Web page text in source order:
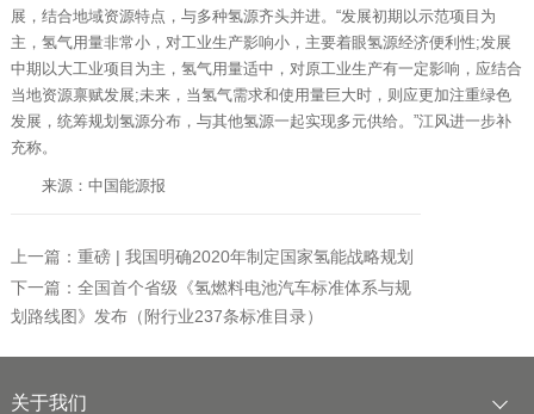
展，结合地域资源特点，与多种氢源齐头并进。“发展初期以示范项目为
主，氢气用量非常小，对工业生产影响小，主要着眼氢源经济便利性;发展
中期以大工业项目为主，氢气用量适中，对原工业生产有一定影响，应结合
当地资源禀赋发展;未来，当氢气需求和使用量巨大时，则应更加注重绿色
发展，统筹规划氢源分布，与其他氢源一起实现多元供给。”江风进一步补
充称。
来源：中国能源报
上一篇：重磅 | 我国明确2020年制定国家氢能战略规划
下一篇：全国首个省级《氢燃料电池汽车标准体系与规
划路线图》发布（附行业237条标准目录）
关于我们